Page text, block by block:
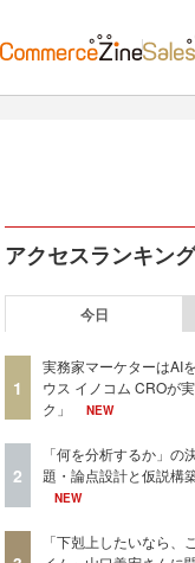
アクセスランキング
今日
1
実務家マーケターはAI
ウス イノコム CROが
ク」
NEW
2
「何を分析するか」の
題・論点設計と仮説構
NEW
「下剋上したいなら、